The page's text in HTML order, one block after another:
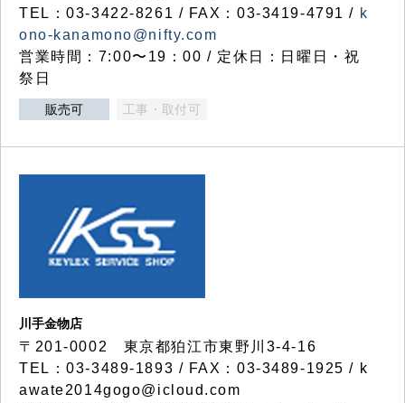
TEL：03-3422-8261 / FAX：03-3419-4791 / k
ono-kanamono@nifty.com
営業時間：7:00〜19：00 / 定休日：日曜日・祝
祭日
販売可 工事・取付可
川手金物店
〒201-0002 東京都狛江市東野川3-4-16
TEL：03-3489-1893 / FAX：03-3489-1925 / k
awate2014gogo@icloud.com